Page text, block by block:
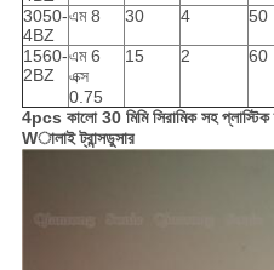
3050-
4BZ
এম 8 30 4 50
1560-
2BZ
এম 6
এক্স
0.75
15 2 60
4pcs কালো 30 মিমি সিরামিক সহ
Wালাই ট্রান্সডুসার